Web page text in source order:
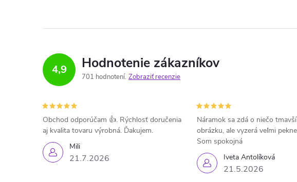
4,9 Hodnotenie zákazníkov
701 hodnotení Zobraziť recenzie
Mili
21.7.2026
Obchod odporúčam 👍. Rýchlosť doručenia
aj kvalita tovaru výrobná. Ďakujem.
Iveta Antolíková
21.5.2026
Náramok sa zdá o niečo
obrázku, ale vyzerá veľmi
Som spokojná